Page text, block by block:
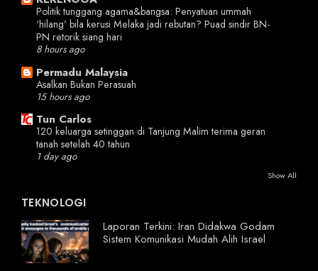
Politik tunggang agama&bangsa: Penyatuan ummah
‘hilang’ bila kerusi Melaka jadi rebutan? Puad sindir BN-
PN retorik siang hari
8 hours ago
Permadu Malaysia
Asalkan Bukan Perasuah
15 hours ago
Tun Carlos
120 keluarga setinggan di Tanjung Malim terima geran
tanah setelah 40 tahun
1 day ago
Show All
TEKNOLOGI
Laporan Terkini: Iran Didakwa Godam
Sistem Komunikasi Mudah Alih Israel